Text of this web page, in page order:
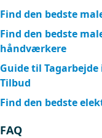
Find den bedste
Find den bedste
håndværkere
Guide til
Tilbud
Find den bedste
FAQ